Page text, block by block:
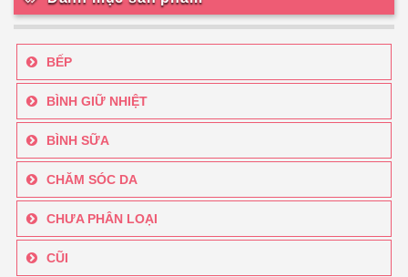
BẾP
BÌNH GIỮ NHIỆT
BÌNH SỮA
CHĂM SÓC DA
CHƯA PHÂN LOẠI
CŨI